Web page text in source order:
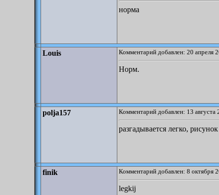
норма
Louis Комментарий добавлен: 20 апреля
Норм.
polja157 Комментарий добавлен: 13 августа
разгадывается легко,
finik Комментарий добавлен: 8 октября
legkij